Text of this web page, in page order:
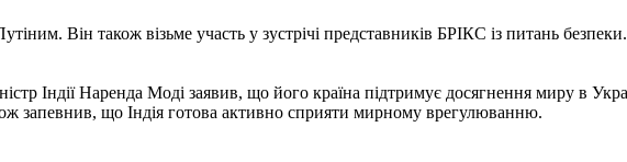
Він також візьме участь у зустрічі представників БРІКС із питань
Індії Наренда Моді заявив, що його країна підтримує досягнення миру в
запевнив, що Індія готова активно сприяти мирному врегулюванню.